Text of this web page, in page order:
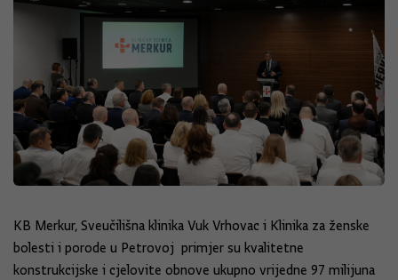
KB Merkur, Sveučilišna klinika Vuk Vrhovac i Klinika za ženske
bolesti i porode u Petrovoj primjer su kvalitetne
konstrukcijske i cjelovite obnove ukupno vrijedne 97 milijuna